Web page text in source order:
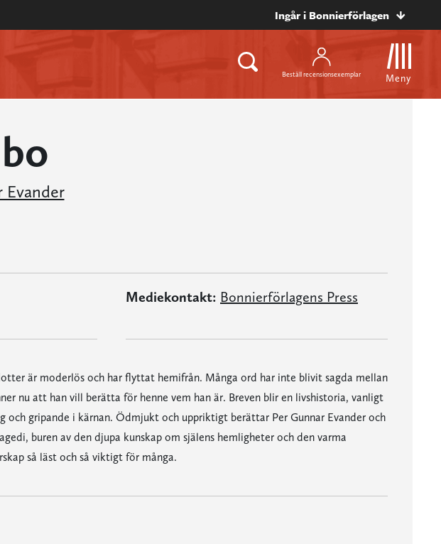
Ingår i Bonnierförlagen
Beställ recensionsexemplar Meny
Evander
Mediekontakt: Bonnierförlagens Press
är moderlös och har flyttat hemifrån. Många ord har inte blivit sagda mellan
nu att han vill berätta för henne vem han är. Breven blir en livshistoria, vanligt
och gripande i kärnan. Ödmjukt och uppriktigt berättar Per Gunnar Evander och
buren av den djupa kunskap om själens hemligheter och den varma
så läst och så viktigt för många.